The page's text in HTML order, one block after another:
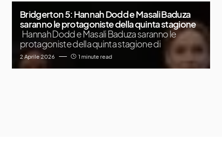
Bridgerton 5: Hannah Dodd e Masali Baduza
saranno le protagoniste della quinta stagione
Hannah Dodd e Masali Baduza saranno le
protagoniste della quinta stagione di
2 Aprile 2026 1 minute read